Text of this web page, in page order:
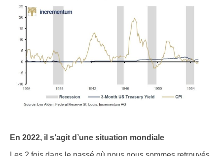
En 2022, il s’agit d’une situation mondiale